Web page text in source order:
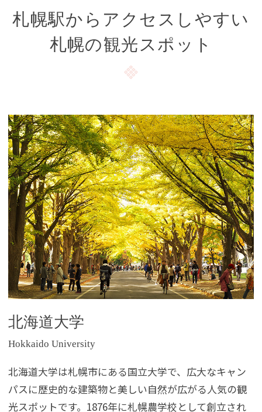
札幌駅からアクセスしやすい
札幌の観光スポット
北海道大学
Hokkaido University
北海道大学は札幌市にある国立大学で、広大なキャン
パスに歴史的な建築物と美しい自然が広がる人気の観
光スポットです。1876年に札幌農学校として創立され